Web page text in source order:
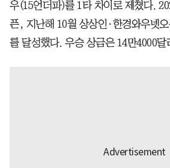
우(15언더파)를 1타 차이로 제쳤다.
픈, 지난해 10월 상상인·한경와우넷
를 달성했다. 우승 상금은 14만4000